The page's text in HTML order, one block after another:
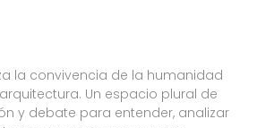
la convivencia de la humanidad
Un espacio plural de
y debate para entender, analizar